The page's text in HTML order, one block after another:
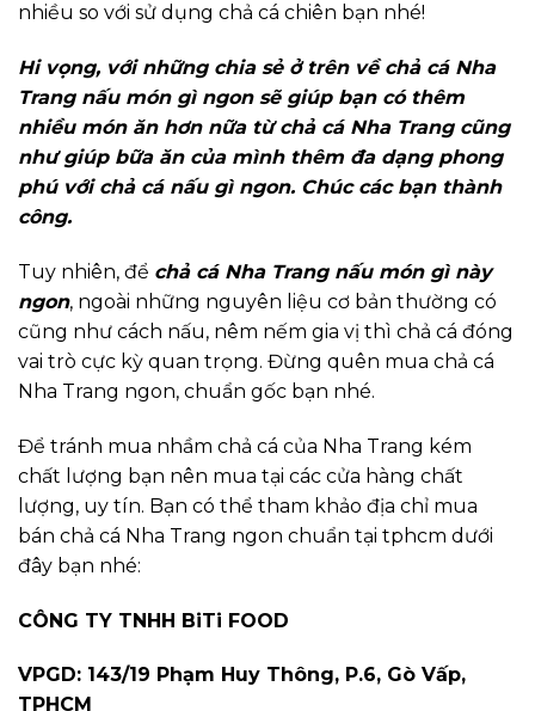
nhiều so với sử dụng chả cá chiên bạn nhé!
Hi vọng, với những chia sẻ ở trên về chả cá Nha
Trang nấu món gì ngon sẽ giúp bạn có thêm
nhiều món ăn hơn nữa từ chả cá Nha Trang cũng
như giúp bữa ăn của mình thêm đa dạng phong
phú với chả cá nấu gì ngon. Chúc các bạn thành
công.
Tuy nhiên, để chả cá Nha Trang nấu món gì này
ngon, ngoài những nguyên liệu cơ bản thường có
cũng như cách nấu, nêm nếm gia vị thì chả cá đóng
vai trò cực kỳ quan trọng. Đừng quên mua chả cá
Nha Trang ngon, chuẩn gốc bạn nhé.
Để tránh mua nhầm chả cá của Nha Trang kém
chất lượng bạn nên mua tại các cửa hàng chất
lượng, uy tín. Bạn có thể tham khảo địa chỉ mua
bán chả cá Nha Trang ngon chuẩn tại tphcm dưới
đây bạn nhé:
CÔNG TY TNHH BiTi FOOD
VPGD: 143/19 Phạm Huy Thông, P.6, Gò Vấp,
TPHCM